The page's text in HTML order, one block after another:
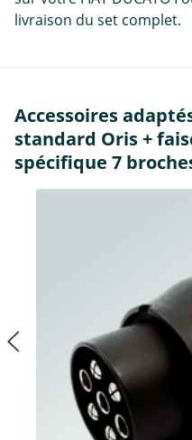
livraison du set complet.
Accessoires
standard Oris +
spécifique 7